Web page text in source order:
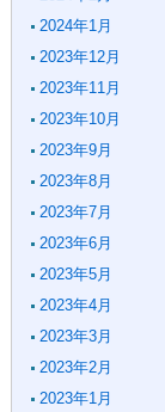
2024年1月
2023年12月
2023年11月
2023年10月
2023年9月
2023年8月
2023年7月
2023年6月
2023年5月
2023年4月
2023年3月
2023年2月
2023年1月